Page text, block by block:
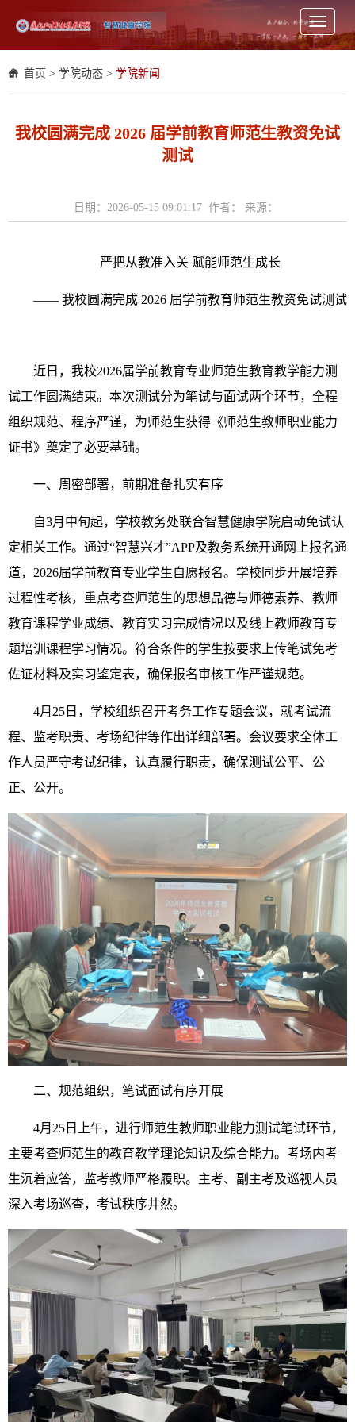
Toggle
首页 > 学院动态 > 学院新闻
我校圆满完成 2026 届学前教育师范生教资免试
测试
日期：2026-05-15 09:01:17 作者： 来源：
严把从教准入关 赋能师范生成长
—— 我校圆满完成 2026 届学前教育师范生教资免试测试
近日，我校2026届学前教育专业师范生教育教学能力测
试工作圆满结束。本次测试分为笔试与面试两个环节，全程
组织规范、程序严谨，为师范生获得《师范生教师职业能力
证书》奠定了必要基础。
一、周密部署，前期准备扎实有序
自3月中旬起，学校教务处联合智慧健康学院启动免试认
定相关工作。通过“智慧兴才”APP及教务系统开通网上报名通
道，2026届学前教育专业学生自愿报名。学校同步开展培养
过程性考核，重点考查师范生的思想品德与师德素养、教师
教育课程学业成绩、教育实习完成情况以及线上教师教育专
题培训课程学习情况。符合条件的学生按要求上传笔试免考
佐证材料及实习鉴定表，确保报名审核工作严谨规范。
4月25日，学校组织召开考务工作专题会议，就考试流
程、监考职责、考场纪律等作出详细部署。会议要求全体工
作人员严守考试纪律，认真履行职责，确保测试公平、公
正、公开。
二、规范组织，笔试面试有序开展
4月25日上午，进行师范生教师职业能力测试笔试环节，
主要考查师范生的教育教学理论知识及综合能力。考场内考
生沉着应答，监考教师严格履职。主考、副主考及巡视人员
深入考场巡查，考试秩序井然。